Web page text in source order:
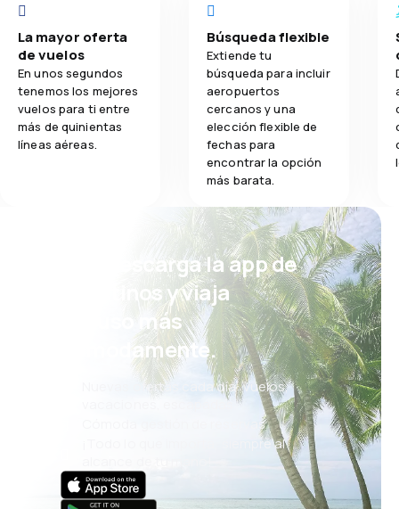
La mayor oferta
de vuelos
En unos segundos
tenemos los mejores
vuelos para ti entre
más de quinientas
líneas aéreas.
Búsqueda flexible
Extiende tu
búsqueda para incluir
aeropuertos
cercanos y una
elección flexible de
fechas para
encontrar la opción
más barata.
¡Eh! Descarga la app de
eDestinos y viaja
incluso más
cómodamente.
Nuevas ofertas cada día: vuelos,
vacaciones, escapadas
Cómoda gestión de reservas
¡Todo lo que importa, siempre al